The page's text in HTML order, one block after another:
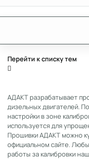
Перейти к списку тем
АДАКТ разрабатывает
дизельных двигателей.
настройки в зоне
используется для
Прошивки АДАКТ можно
официальном сайте.
работы за калибровки